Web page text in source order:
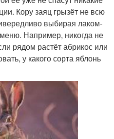
Кору заяц грызёт не всю
выбирая лаком­
Например, никогда не
рядом растёт абрикос или
у какого сорта яблонь